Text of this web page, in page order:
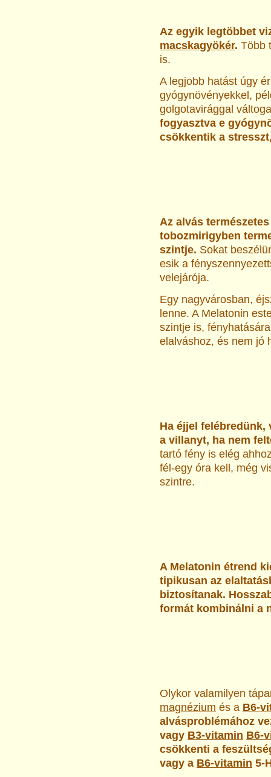
Az egyik legtöbbet
macskagyökér. Több
is.
A legjobb hatást úgy
gyógynövényekkel,
golgotavirággal
fogyasztva e
csökkentik a
Az alvás
tobozmirigyben
szintje. Sokat
esik a
velejárója.
Egy nagyvárosban,
lenne. A Melatonin
szintje is,
elalváshoz, és nem jó
Ha éjjel
a villanyt, ha nem
tartó fény is elég
fél-egy óra kell, még
szintre.
A Melatonin étrend
tipikusan az
biztosítanak.
formát kombinálni a
Olykor valamilyen
magnézium és a B6-
alvásproblémához
vagy B3-vitamin B6-
csökkenti a
vagy a B6-vitamin 5-